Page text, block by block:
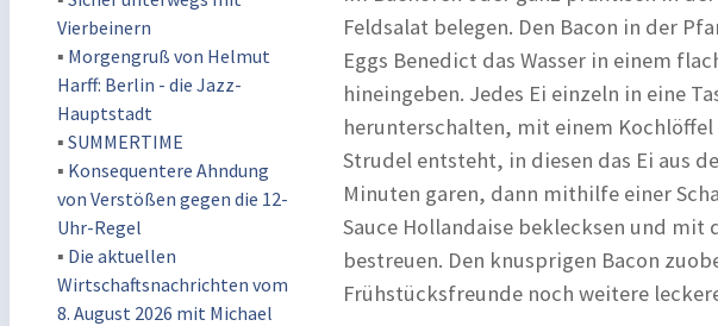
Vierbeinern
▪ Morgengruß von Helmut
Harff: Berlin - die Jazz-
Hauptstadt
▪ SUMMERTIME
▪ Konsequentere Ahndung
von Verstößen gegen die 12-
Uhr-Regel
▪ Die aktuellen
Wirtschaftsnachrichten vom
8. August 2026 mit Michael
Feldsalat belegen. Den Bacon in der
Eggs Benedict das Wasser in einem
hineingeben. Jedes Ei einzeln in eine
herunterschalten, mit einem Kochlöffel
Strudel entsteht, in diesen das Ei aus
Minuten garen, dann mithilfe einer
Sauce Hollandaise beklecksen und
bestreuen. Den knusprigen Bacon
Frühstücksfreunde noch weitere